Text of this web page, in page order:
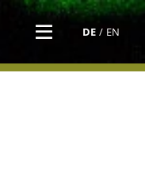
DE EN